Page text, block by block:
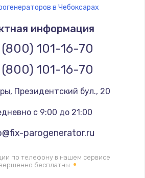
термостата
1200 руб.
Заказать
Замена реле
700 руб.
Заказать
в Чебоксарах
информация
(800) 101-16-70
(800) 101-16-70
, Президентский бул., 20
с 9:00 до 21:00
parogenerator.ru
по телефону в нашем сервисе
бесплатны